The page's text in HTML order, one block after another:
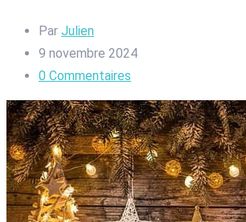
Par Julien
9 novembre 2024
0 Commentaires